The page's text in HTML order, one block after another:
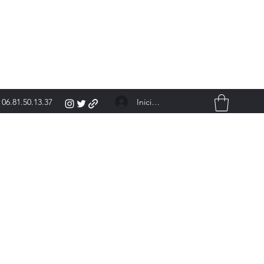
06.81.50.13.37 Iniciar sesión